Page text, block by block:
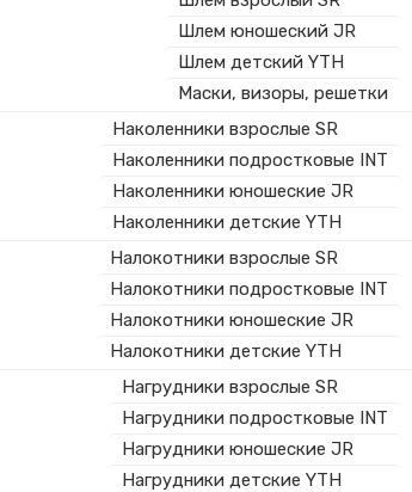
Шлем юношеский JR
Шлем детский YTH
Маски, визоры, решетки
Наколенники взрослые SR
Наколенники подростковые INT
Наколенники юношеские JR
Наколенники детские YTH
Налокотники взрослые SR
Налокотники подростковые INT
Налокотники юношеские JR
Налокотники детские YTH
Нагрудники взрослые SR
Нагрудники подростковые INT
Нагрудники юношеские JR
Нагрудники детские YTH